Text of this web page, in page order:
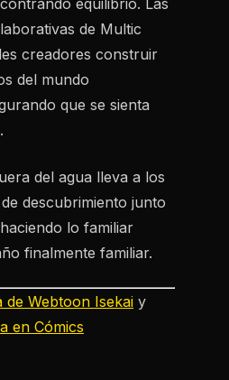
equilibrio. Las
de Multic
creadores construir
del mundo
que se sienta
del agua lleva a los
descubrimiento junto
lo familiar
finalmente familiar.
de Webtoon Isekai y
en Cómics